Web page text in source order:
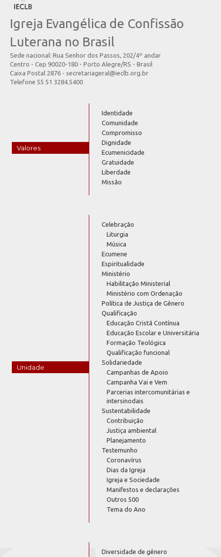
Igreja Evangélica de Confissão
Luterana no Brasil
Sede nacional: Rua Senhor dos Passos, 202/4º andar
Centro - Cep 90020-180 - Porto Alegre/RS - Brasil
Caixa Postal 2876 - secretariageral@ieclb.org.br
Telefone 55 51 3284.5400
Valores
Identidade
Comunidade
Compromisso
Dignidade
Ecumenicidade
Gratuidade
Liberdade
Missão
Unidade
Celebração
Liturgia
Música
Ecumene
Espiritualidade
Ministério
Habilitação Ministerial
Ministério com Ordenação
Política de Justiça de Gênero
Qualificação
Educação Cristã Contínua
Educação Escolar e Universitária
Formação Teológica
Qualificação funcional
Solidariedade
Campanhas de Apoio
Campanha Vai e Vem
Parcerias intercomunitárias e
intersinodais
Sustentabilidade
Contribuição
Justiça ambiental
Planejamento
Testemunho
Coronavírus
Dias da Igreja
Igreja e Sociedade
Manifestos e declarações
Outros 500
Tema do Ano
Diversidade de gênero